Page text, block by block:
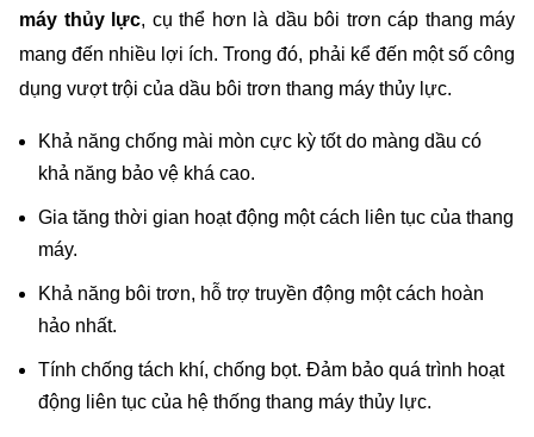
máy thủy lực, cụ thể hơn là dầu bôi trơn cáp thang máy
mang đến nhiều lợi ích. Trong đó, phải kể đến một số công
dụng vượt trội của dầu bôi trơn thang máy thủy lực.
Khả năng chống mài mòn cực kỳ tốt do màng dầu có
khả năng bảo vệ khá cao.
Gia tăng thời gian hoạt động một cách liên tục của thang
máy.
Khả năng bôi trơn, hỗ trợ truyền động một cách hoàn
hảo nhất.
Tính chống tách khí, chống bọt. Đảm bảo quá trình hoạt
động liên tục của hệ thống thang máy thủy lực.